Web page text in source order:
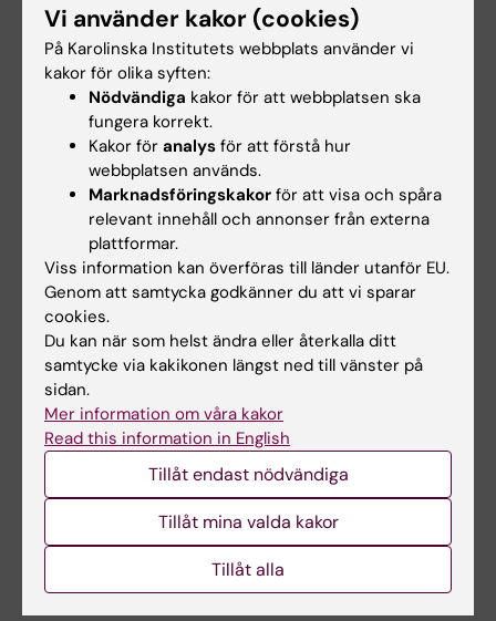
vetenskapliga organisationen i Sverige och
erbjuder ett forum för kliniker, forskare samt
andra hälso- och sjukvårdsprofessioner. Jag
tror att ett engagemang, i mitt fall som
vetenskaplig sekreterare, är en möjlighet att
påverka den medicinska debatten i Sverige
och att förbättra kvaliteten i svensk hälso-
och sjukvård till nytta för patienterna. Det var
därför jag valde att ställa upp för omval, säger
Jonas F Ludvigsson.
Tags
Epidemiologi
Uppdaterad av:
Gunilla Sonnebring 2026-05-13
Innehållsgranskare:
Dela
Vi använder kakor (cookies)
På Karolinska Institutets webbplats använder vi
kakor för olika syften:
Nödvändiga kakor för att webbplatsen ska
fungera korrekt.
Kakor för analys för att förstå hur
webbplatsen används.
Marknadsföringskakor för att visa och spåra
relevant innehåll och annonser från externa
plattformar.
Viss information kan överföras till länder utanför EU.
Genom att samtycka godkänner du att vi sparar
cookies.
Du kan när som helst ändra eller återkalla ditt
samtycke via kakikonen längst ned till vänster på
sidan.
Mer information om våra kakor
Read this information in English
Tillåt endast nödvändiga
Tillåt mina valda kakor
Tillåt alla